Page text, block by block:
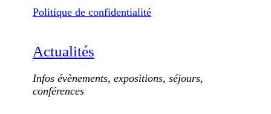
Politique de confidentialité
Actualités
Infos évènements, expositions, séjours,
conférences